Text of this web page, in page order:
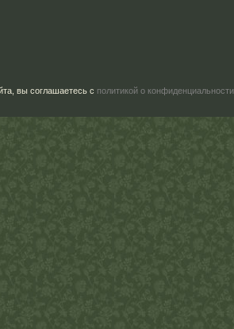
вы соглашаетесь с политикой о конфиденциальности